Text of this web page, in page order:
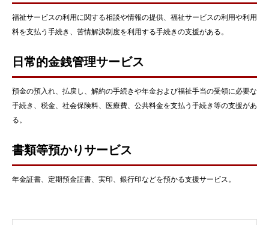
福祉サービスの利用に関する相談や情報の提供、福祉サービスの利用や利用
料を支払う手続き、苦情解決制度を利用する手続きの支援がある。
日常的金銭管理サービス
預金の預入れ、払戻し、解約の手続きや年金および福祉手当の受領に必要な
手続き、税金、社会保険料、医療費、公共料金を支払う手続き等の支援があ
る。
書類等預かりサービス
年金証書、定期預金証書、実印、銀行印などを預かる支援サービス。